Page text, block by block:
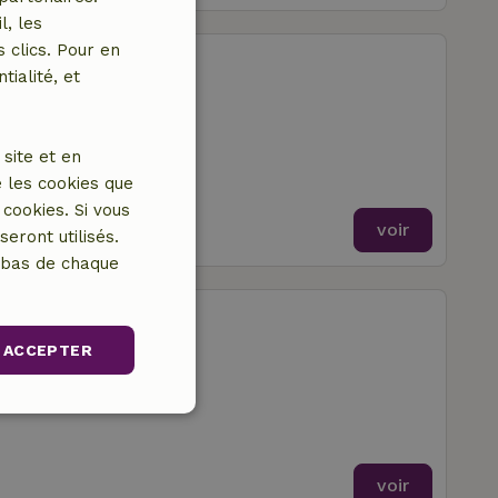
voir
à coucher
voir
les
clics. Pour en
et
site et en
les cookies que
Si vous
utilisés.
de chaque
ACCEPTER